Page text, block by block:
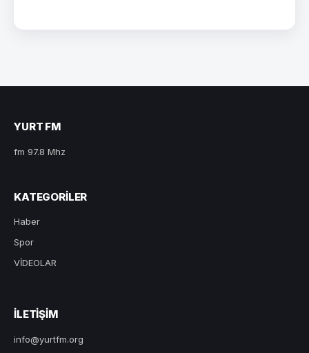
YURT FM
fm 97.8 Mhz
KATEGORILER
Haber
Spor
VİDEOLAR
ILETIŞIM
info@yurtfm.org